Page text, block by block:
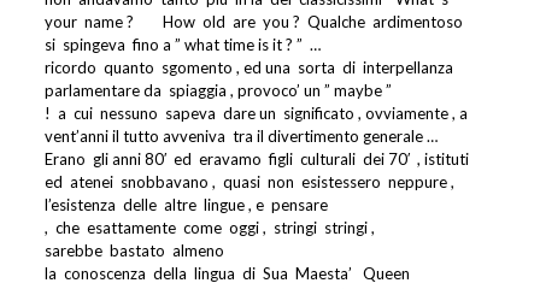
your name ? How old are you ? Qualche ardimentoso
si spingeva fino a ” what time is it ? ” …
ricordo quanto sgomento , ed una sorta di interpellanza
parlamentare da spiaggia , provoco’ un ” maybe ”
! a cui nessuno sapeva dare un significato , ovviamente , a
vent’anni il tutto avveniva tra il divertimento generale …
Erano gli anni 80′ ed eravamo figli culturali dei 70′ , istituti
ed atenei snobbavano , quasi non esistessero neppure ,
l’esistenza delle altre lingue , e pensare
, che esattamente come oggi , stringi stringi ,
sarebbe bastato almeno
la conoscenza della lingua di Sua Maesta’
Queen